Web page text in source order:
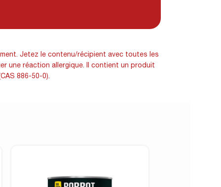
Jetez le contenu/récipient avec toutes les
une réaction allergique. Il contient un produit
886-50-0).